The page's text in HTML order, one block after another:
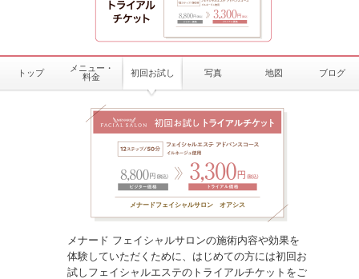
トップ
メニュー・
料金
初回お試し 写真 地図 ブログ
メナードフェイシャルサロン オアシス
メナード フェイシャルサロンの施術内容や効果を
体験していただくために、はじめての方には初回お
試しフェイシャルエステのトライアルチケットをご